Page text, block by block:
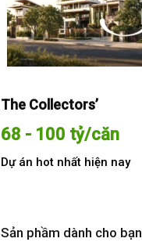
The Collectors’
68 - 100 tỷ/căn
Dự án hot nhất hiện nay
Sản phầm dành cho bạn